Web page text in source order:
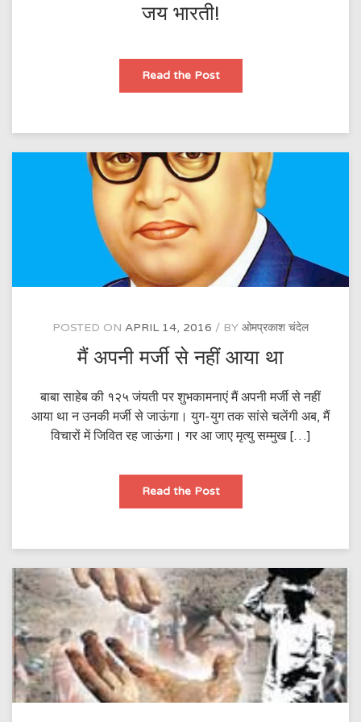
जय भारती!
Read the Postजय
POSTED ON APRIL 14, 2016 BY ओमप्रकाश चंदेल
मैं अपनी मर्जी से नहीं आया था
बाबा साहेब की १२५ जंयती पर शुभकामनाएं मैं अपनी मर्जी से नहीं
आया था न उनकी मर्जी से जाऊंगा। युग-युग तक सांसे चलेंगी अब, मैं
विचारों में जिवित रह जाऊंगा। गर आ जाए मृत्यु सम्मुख […]
Read the Postमैं
मर्जी
आया